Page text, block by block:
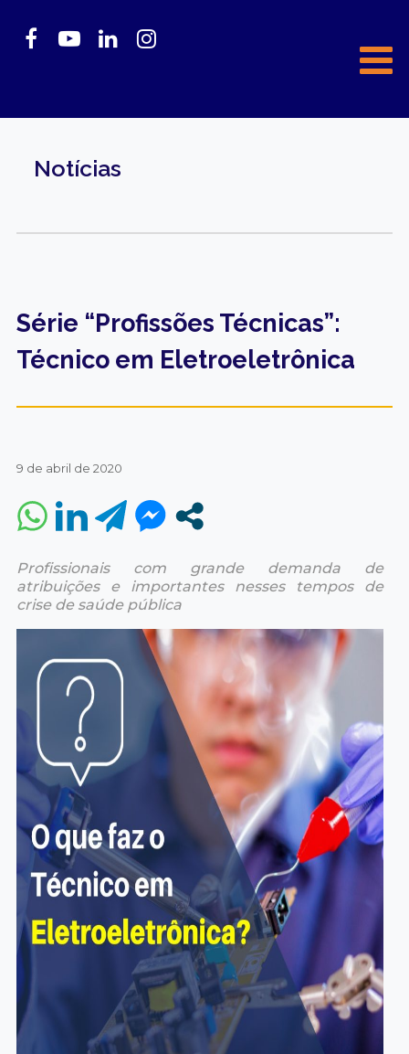
Notícias
Série “Profissões Técnicas”:
Técnico em Eletroeletrônica
9 de abril de 2020
Profissionais com grande demanda de
atribuições e importantes nesses tempos de
crise de saúde pública